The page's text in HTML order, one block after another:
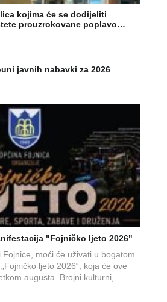
kojima će se dodijeliti
prouzrokovane poplavo…
javnih nabavki za 2026
"Fojničko ljeto 2026"
moći će uživati u bogatom
ljeto 2026“, koja će ove
augusta. Brojni kulturni,